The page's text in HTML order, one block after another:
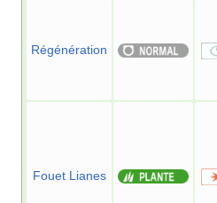
Régénération
Fouet Lianes